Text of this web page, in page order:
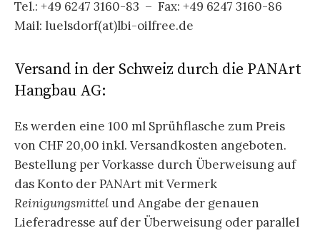
Tel.: +49 6247 3160-83 – Fax: +49 6247 3160-86
Mail: luelsdorf(at)lbi-oilfree.de
Versand in der Schweiz durch die PANArt
Hangbau AG:
Es werden eine 100 ml Sprühflasche zum Preis
von CHF 20,00 inkl. Versandkosten angeboten.
Bestellung per Vorkasse durch Überweisung auf
das Konto der PANArt mit Vermerk
Reinigungsmittel und Angabe der genauen
Lieferadresse auf der Überweisung oder parallel